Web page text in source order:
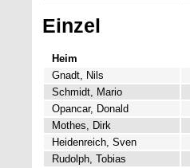
Einzel
Heim
Gnadt, Nils
Schmidt, Mario
Opancar, Donald
Mothes, Dirk
Heidenreich, Sven
Rudolph, Tobias